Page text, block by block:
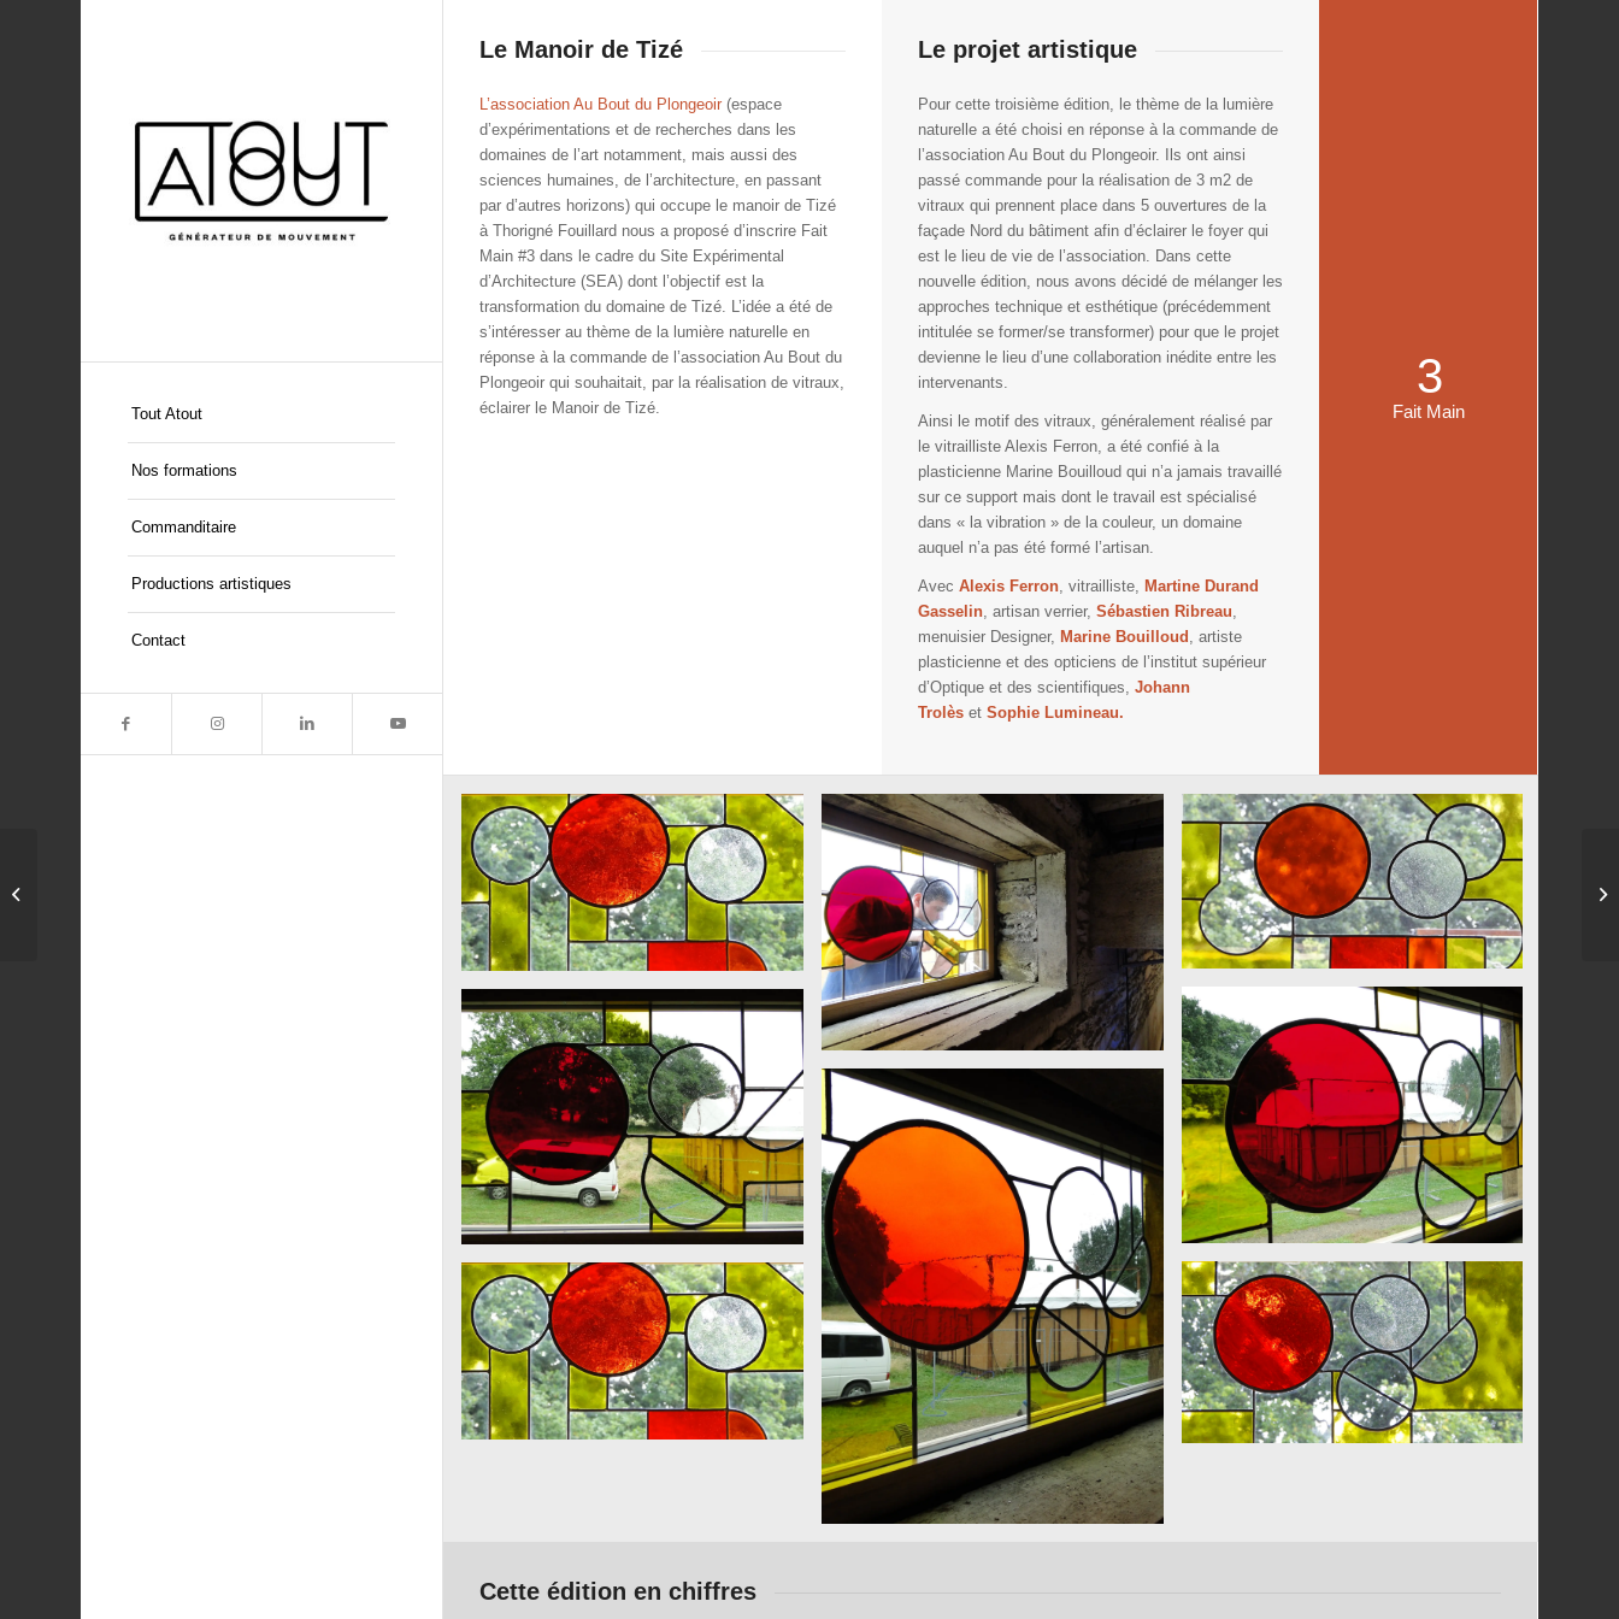
Tout Atout
Nos formations
Commanditaire
Productions artistiques
Contact
Le Manoir de Tizé
L’association Au Bout du Plongeoir (espace
d’expérimentations et de recherches dans les
domaines de l’art notamment, mais aussi des
sciences humaines, de l’architecture, en passant
par d’autres horizons) qui occupe le manoir de Tizé
à Thorigné Fouillard nous a proposé d’inscrire Fait
Main #3 dans le cadre du Site Expérimental
d’Architecture (SEA) dont l’objectif est la
transformation du domaine de Tizé. L’idée a été de
s’intéresser au thème de la lumière naturelle en
réponse à la commande de l’association Au Bout du
Plongeoir qui souhaitait, par la réalisation de vitraux,
éclairer le Manoir de Tizé.
Le projet artistique
Pour cette troisième édition, le thème de la lumière
naturelle a été choisi en réponse à la commande de
l’association Au Bout du Plongeoir. Ils ont ainsi
passé commande pour la réalisation de 3 m2 de
vitraux qui prennent place dans 5 ouvertures de la
façade Nord du bâtiment afin d’éclairer le foyer qui
est le lieu de vie de l’association. Dans cette
nouvelle édition, nous avons décidé de mélanger les
approches technique et esthétique (précédemment
intitulée se former/se transformer) pour que le projet
devienne le lieu d’une collaboration inédite entre les
intervenants.
Ainsi le motif des vitraux, généralement réalisé par
le vitrailliste Alexis Ferron, a été confié à la
plasticienne Marine Bouilloud qui n’a jamais travaillé
sur ce support mais dont le travail est spécialisé
dans « la vibration » de la couleur, un domaine
auquel n’a pas été formé l’artisan.
AvecAlexis Ferron , vitrailliste,
Martine Durand
Gasselin , artisan verrier,Sébastien Ribreau
menuisier Designer, Marine Bouilloud
, artiste
plasticienne et des opticiens de l’institut supérieur
d’Optique et des scientifiques,Johann
Trolès etSophie Lumineau.
3
Fait Main
Cette édition en chiffres